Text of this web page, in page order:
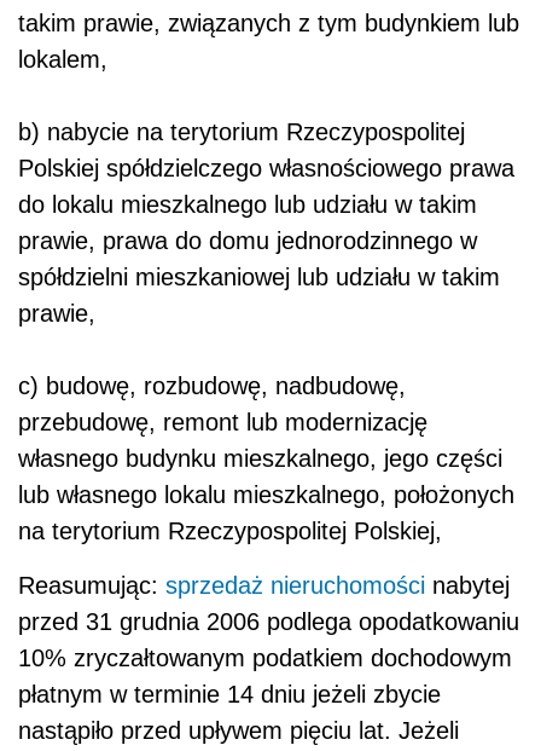
takim prawie, związanych z tym budynkiem lub
lokalem,
b) nabycie na terytorium Rzeczypospolitej
Polskiej spółdzielczego własnościowego prawa
do lokalu mieszkalnego lub udziału w takim
prawie, prawa do domu jednorodzinnego w
spółdzielni mieszkaniowej lub udziału w takim
prawie,
c) budowę, rozbudowę, nadbudowę,
przebudowę, remont lub modernizację
własnego budynku mieszkalnego, jego części
lub własnego lokalu mieszkalnego, położonych
na terytorium Rzeczypospolitej Polskiej,
Reasumując: sprzedaż nieruchomości nabytej
przed 31 grudnia 2006 podlega opodatkowaniu
10% zryczałtowanym podatkiem dochodowym
płatnym w terminie 14 dniu jeżeli zbycie
nastąpiło przed upływem pięciu lat. Jeżeli